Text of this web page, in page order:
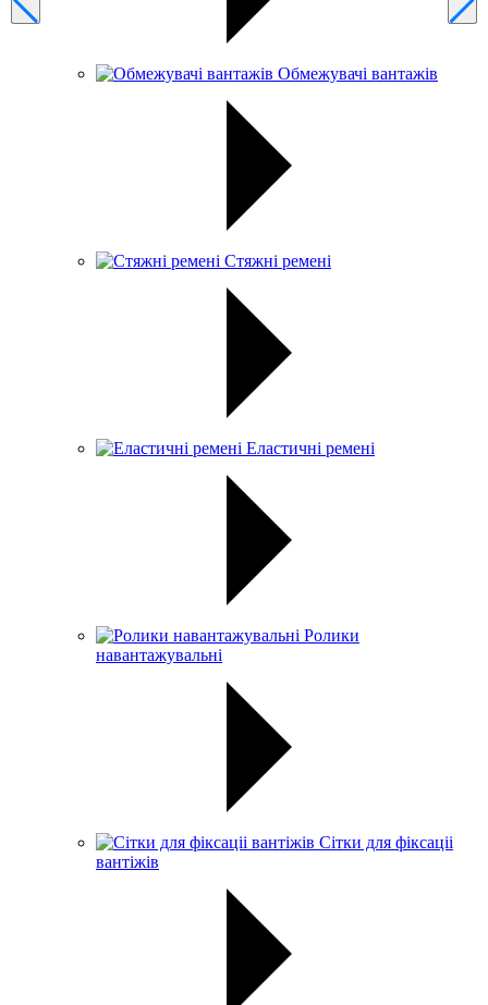
Обмежувачі вантажів
Стяжні ремені
Еластичні ремені
Ролики
навантажувальні
Сітки для фіксаціі
вантіжів